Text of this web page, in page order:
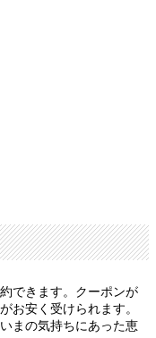
できます。クーポンが
お安く受けられます。
まの気持ちにあった恵